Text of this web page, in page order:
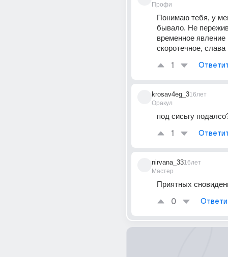
Профи
Понимаю тебя, у
бывало. Не
временное явление
скоротечное, слава
1
krosav4eg_3
Оракул
16лет
под сисьгу
1
nirvana_33
Мастер
16лет
Приятных
0